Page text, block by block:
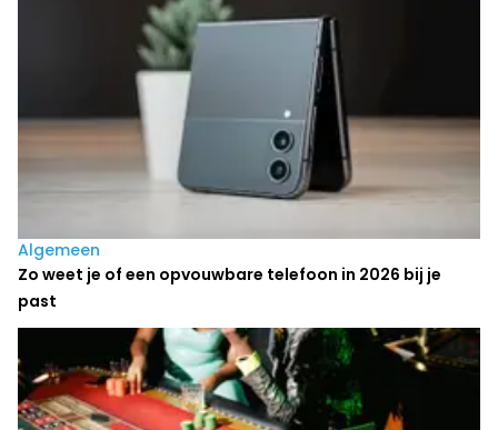
Algemeen
Zo weet je of een opvouwbare telefoon in 2026 bij je
past